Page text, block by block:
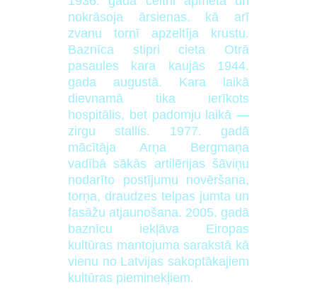
nokrāsoja ārsienas, kā arī
zvanu tornī apzeltīja krustu.
Baznīca stipri cieta Otrā
pasaules kara kaujās 1944.
gada augustā. Kara laikā
dievnamā tika ierīkots
hospitālis, bet padomju laikā —
zirgu stallis. 1977. gadā
mācītāja Arņa Bergmaņa
vadībā sākās artilērijas šāviņu
nodarīto postījumu novēršana,
torņa, draudzes telpas jumta un
fasāžu atjaunošana. 2005. gadā
baznīcu iekļāva Eiropas
kultūras mantojuma sarakstā kā
vienu no Latvijas sakoptākajiem
kultūras pieminekļiem.